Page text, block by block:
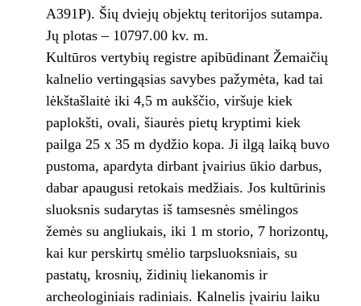
A391P). Šių dviejų objektų teritorijos sutampa.
Jų plotas – 10797.00 kv. m.
Kultūros vertybių registre apibūdinant Žemaičių
kalnelio vertingąsias savybes pažymėta, kad tai
lėkštašlaitė iki 4,5 m aukščio, viršuje kiek
paplokšti, ovali, šiaurės pietų kryptimi kiek
pailga 25 x 35 m dydžio kopa. Ji ilgą laiką buvo
pustoma, apardyta dirbant įvairius ūkio darbus,
dabar apaugusi retokais medžiais. Jos kultūrinis
sluoksnis sudarytas iš tamsesnės smėlingos
žemės su angliukais, iki 1 m storio, 7 horizontų,
kai kur perskirtų smėlio tarpsluoksniais, su
pastatų, krosnių, židinių liekanomis ir
archeologiniais radiniais. Kalnelis įvairiu laiku